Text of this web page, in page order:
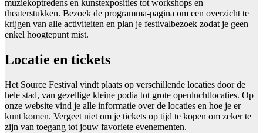
muziekoptredens en kunstexposities tot workshops en
theaterstukken. Bezoek de programma-pagina om een overzicht te
krijgen van alle activiteiten en plan je festivalbezoek zodat je geen
enkel hoogtepunt mist.
Locatie en tickets
Het Source Festival vindt plaats op verschillende locaties door de
hele stad, van gezellige kleine podia tot grote openluchtlocaties. Op
onze website vind je alle informatie over de locaties en hoe je er
kunt komen. Vergeet niet om je tickets op tijd te kopen om zeker te
zijn van toegang tot jouw favoriete evenementen.